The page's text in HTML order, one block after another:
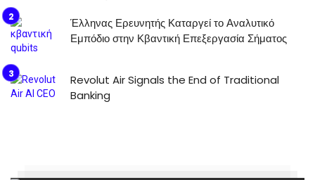
Έλληνας Ερευνητής Καταργεί το Αναλυτικό
Εμπόδιο στην Κβαντική Επεξεργασία Σήματος
Revolut Air Signals the End of Traditional
Banking